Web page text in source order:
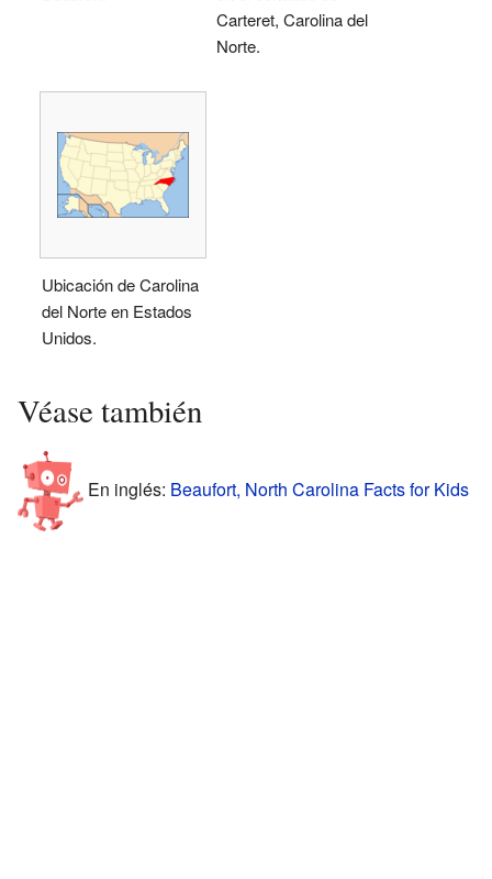
Carteret, Carolina del
Norte.
Ubicación de Carolina
del Norte en Estados
Unidos.
Véase también
En inglés: Beaufort, North Carolina Facts for Kids